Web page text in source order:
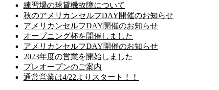
練習場の球貸機故障について
秋のアメリカンセルフDAY開催のお知らせ
アメリカンセルフDAY開催のお知らせ
オープニング杯を開催しました
アメリカンセルフDAY開催のお知らせ
2023年度の営業を開始しました
プレオープンのご案内
通常営業は4/22よりスタート！！